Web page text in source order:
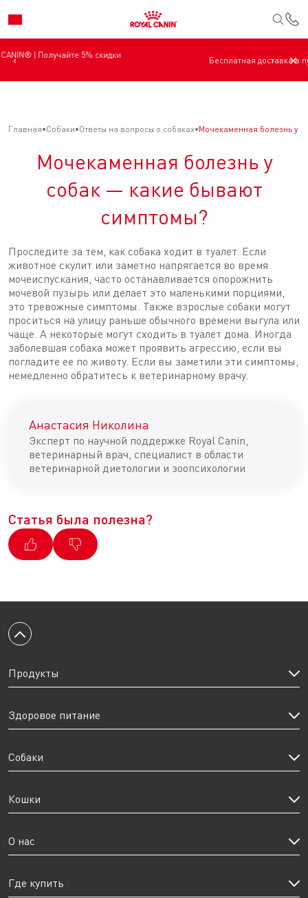
‹ Бесплатная доставка в пункт выдачи по всей Беларуси. › ✕
Главная Собаки Ответы на вопросы о собаках Мочекаменная болезнь у
Мочекаменная болезнь у
собак — какие бывают
симптомы?
Проследите за тем, как собака ходит в туалет. Если
животное скулит или заметно напрягается во время
мочеиспускания, часто останавливается опорожнить
мочевой пузырь или делает это маленькими порциями,
это тревожные симптомы. Также взрослые собаки могут
проситься на улицу раньше обычного времени выгула или
чаще. А некоторые могут сходить в туалет дома. Иногда
заболевшая собака может проявить агрессию, если вы
погладите ее по животу. Если вы заметили эти симптомы,
немедленно обратитесь к ветеринарному врачу.
Анастасия Николина
Эксперт по научной поддержке Royal Canin,
ветеринарный врач, специалист в области
ветеринарной диетологии и зоопсихологии
Статья была полезна?
Вернуться к началу
Продукты
Здоровое питание
Собаки
Кошки
О нас
Где купить